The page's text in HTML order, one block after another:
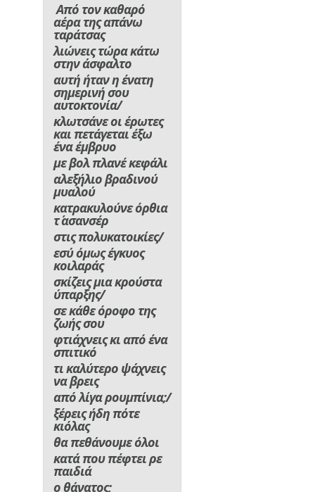
Από τον καθαρό
αέρα της απάνω
ταράτσας
λιώνεις τώρα κάτω
στην άσφαλτο
αυτή ήταν η ένατη
σημερινή σου
αυτοκτονία/
κλωτσάνε οι έρωτες
και πετάγεται έξω
ένα έμβρυο
με βολ πλανέ κεφάλι
αλεξήλιο βραδινού
μυαλού
κατρακυλούνε όρθια
τ΄ ασανσέρ
στις πολυκατοικίες/
εσύ όμως έγκυος
κοιλαράς
σκίζεις μια κρούστα
ύπαρξης/
σε κάθε όροφο της
ζωής σου
φτιάχνεις κι από ένα
σπιτικό
τι καλύτερο ψάχνεις
να βρεις
από λίγα ρουμπίνια;/
ξέρεις ήδη πότε
κιόλας
θα πεθάνουμε όλοι
κατά που πέφτει ρε
παιδιά
ο θάνατος;